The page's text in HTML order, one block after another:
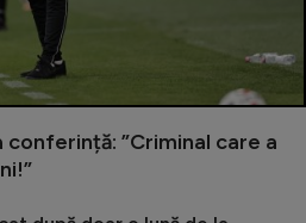
conferință: ”Criminal care a